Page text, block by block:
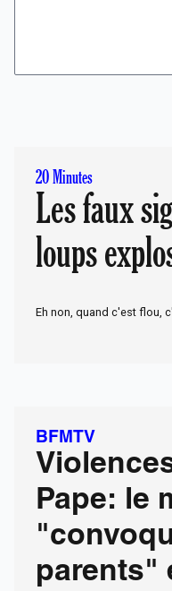
20 Minutes
Les faux
loups
Eh non, quand c'est flou,
BFMTV
Pape: le
parents"